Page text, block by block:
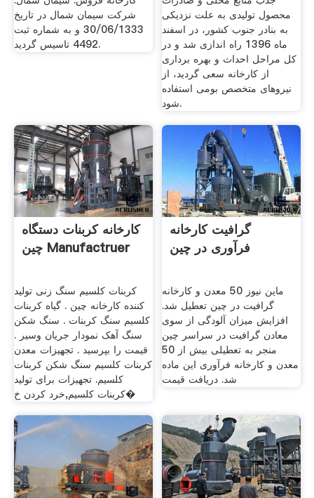
شرکت سیمان شمال در تاریخ
30/06/1333 و به شماره ثبت
4492 تاسیس گردید.
محصول تولیدی به علت نزدیکی
به بنادر جنوب کشور، در اسفند
ماه 1396 راه اندازی شد و در
کل مراحل احداث و بهره برداری
از کارخانه سعی گردید، از
نیروهای متخصص بومی استفاده
شود.
کارخانه کربنات دستگاه
چین Manufactruer
کربنات کلسیم سنگ زنی تولید
کننده کارخانه چین . گیاه کربنات
کلسیم سنگ کربنات . سنگ شکن
سنگ آهک نمودار جریان وسیر .
قیمت را بپرسید . تجهیزات معدن
کربنات کلسیم سنگ شکن کربنات
کلسیم. تجهیزات برای تولید
کربنات کلسیم,خرد کردن خ�
گرافیت کارخانه
فرآوری در چین
ماین نیوز 50 معدن و کارخانه
گرافیت در چین تعطیل شد.
افزایش میزان آلودگی از سوی
معادن گرافیت در سراسر چین
منجر به تعطیلی بیش از 50
معدن و کارخانه فرآوری این ماده
شد. دریافت قیمت